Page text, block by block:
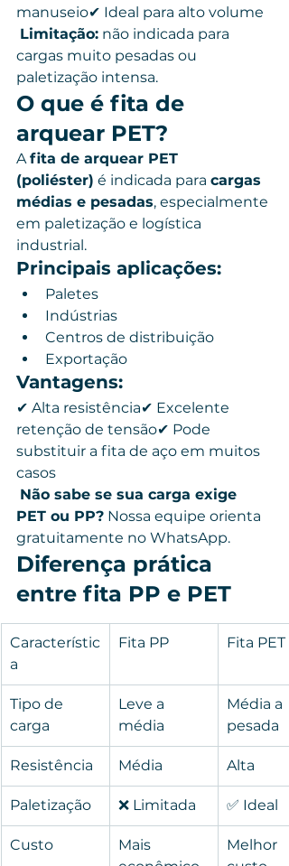
manuseio✔ Ideal para alto volume
Limitação: não indicada para
cargas muito pesadas ou
paletização intensa.
O que é fita de
arquear PET?
A fita de arquear PET
(poliéster) é indicada para cargas
médias e pesadas, especialmente
em paletização e logística
industrial.
Principais aplicações:
Paletes
Indústrias
Centros de distribuição
Exportação
Vantagens:
✔ Alta resistência✔ Excelente
retenção de tensão✔ Pode
substituir a fita de aço em muitos
casos
Não sabe se sua carga exige
PET ou PP? Nossa equipe orienta
gratuitamente no WhatsApp.
Diferença prática
entre fita PP e PET
Característic
a
Fita PP Fita PET
Tipo de
carga
Leve a
média
Média a
pesada
Resistência Média Alta
Paletização ❌ Limitada ✅ Ideal
Custo
Mais
Melhor